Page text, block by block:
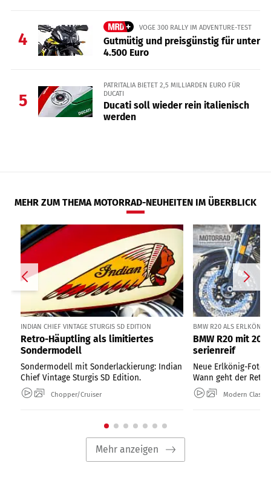
4
VOGE 300 RALLY IM ADVENTURE-TEST
Gutmütig und preisgünstig für unter
4.500 Euro
5
PATRITALIA BIETET 2,5 MILLIARDEN EURO FÜR
DUCATI
Ducati soll wieder rein italienisch
werden
MEHR ZUM THEMA MOTORRAD-NEUHEITEN IM ÜBERBLICK
INDIAN CHIEF VINTAGE STURGIS SD EDITION
Retro-Häuptling als limitiertes
Sondermodell
Sondermodell mit Sonderlackierung: Indian
Chief Vintage Sturgis SD Edition.
Chopper/Cruiser
BMW R20 ALS ERLKÖNIG
BMW R20 mit
serienreif
Neue Erlkönig-Fotos
Wann geht der
Modern Classic
Mehr anzeigen